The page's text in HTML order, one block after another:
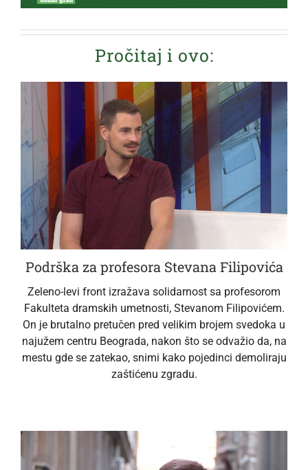
Pročitaj i ovo:
Podrška za profesora Stevana Filipovića
Zeleno-levi front izražava solidarnost sa profesorom
Fakulteta dramskih umetnosti, Stevanom Filipovićem.
On je brutalno pretučen pred velikim brojem svedoka u
najužem centru Beograda, nakon što se odvažio da, na
mestu gde se zatekao, snimi kako pojedinci demoliraju
zaštićenu zgradu.